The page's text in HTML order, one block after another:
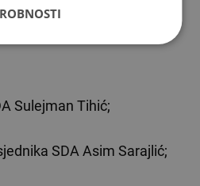
Damir Džeba;
Sulejman Tihić;
SDA Asim Sarajlić;